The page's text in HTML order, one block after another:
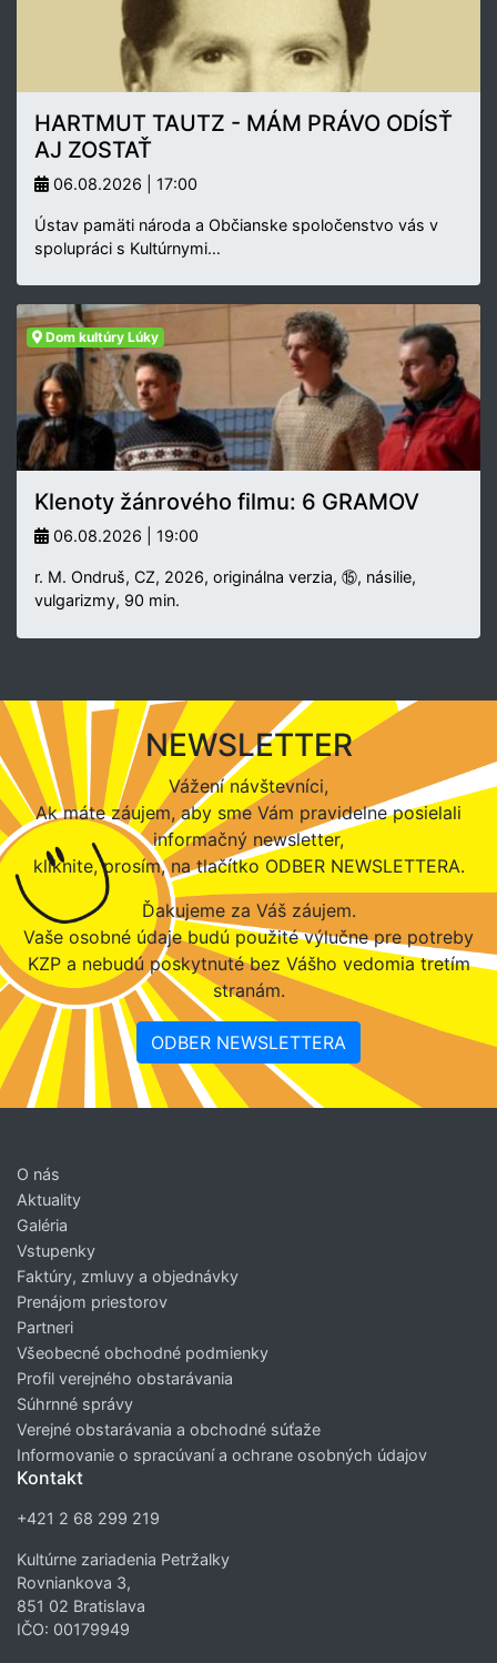
HARTMUT TAUTZ - MÁM PRÁVO ODÍSŤ
AJ ZOSTAŤ
06.08.2026 | 17:00
Ústav pamäti národa a Občianske spoločenstvo vás v
spolupráci s Kultúrnymi…
Dom kultúry Lúky
Klenoty žánrového filmu: 6 GRAMOV
06.08.2026 | 19:00
r. M. Ondruš, CZ, 2026, originálna verzia, ⑮, násilie,
vulgarizmy, 90 min.
NEWSLETTER
Vážení návštevníci,
Ak máte záujem, aby sme Vám pravidelne posielali
informačný newsletter,
kliknite, prosím, na tlačítko ODBER NEWSLETTERA.
Ďakujeme za Váš záujem.
Vaše osobné údaje budú použité výlučne pre potreby
KZP a nebudú poskytnuté bez Vášho vedomia tretím
stranám.
ODBER NEWSLETTERA
O nás
Aktuality
Galéria
Vstupenky
Faktúry, zmluvy a objednávky
Prenájom priestorov
Partneri
Všeobecné obchodné podmienky
Profil verejného obstarávania
Súhrnné správy
Verejné obstarávania a obchodné súťaže
Informovanie o spracúvaní a ochrane osobných údajov
Kontakt
+421 2 68 299 219
Kultúrne zariadenia Petržalky
Rovniankova 3,
851 02 Bratislava
IČO: 00179949